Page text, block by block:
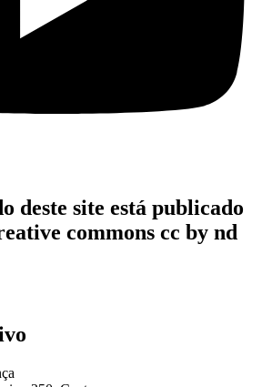
deste site está publicado
commons cc by nd